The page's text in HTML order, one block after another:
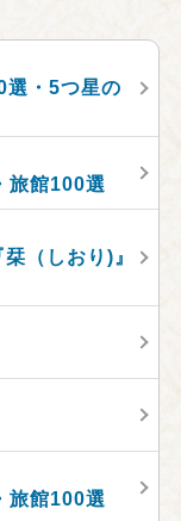
・5つ星の
旅館100選
（しおり)』
・旅館100選